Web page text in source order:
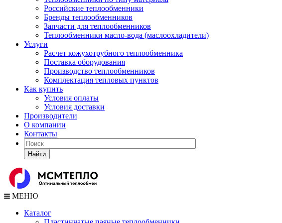
Российские теплообменники
Бренды теплообменников
Запчасти для теплообменников
Теплообменники масло-вода (маслоохладители)
Услуги
Расчет кожухотрубного теплообменника
Поставка оборудования
Производство теплообменников
Комплектация тепловых пунктов
Как купить
Условия оплаты
Условия доставки
Производители
О компании
Контакты
Найти
МЕНЮ
Каталог